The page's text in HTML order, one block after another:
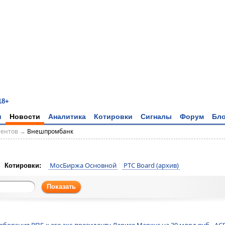
Новости Аналитика Котировки Сигналы Форум
→ Внешпромбанк
Котировки: МосБиржа Основной РТС Board (архив)
Показать